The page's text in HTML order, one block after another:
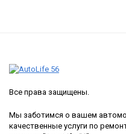
Все права защищены.
Мы заботимся о вашем
качественные услуги по